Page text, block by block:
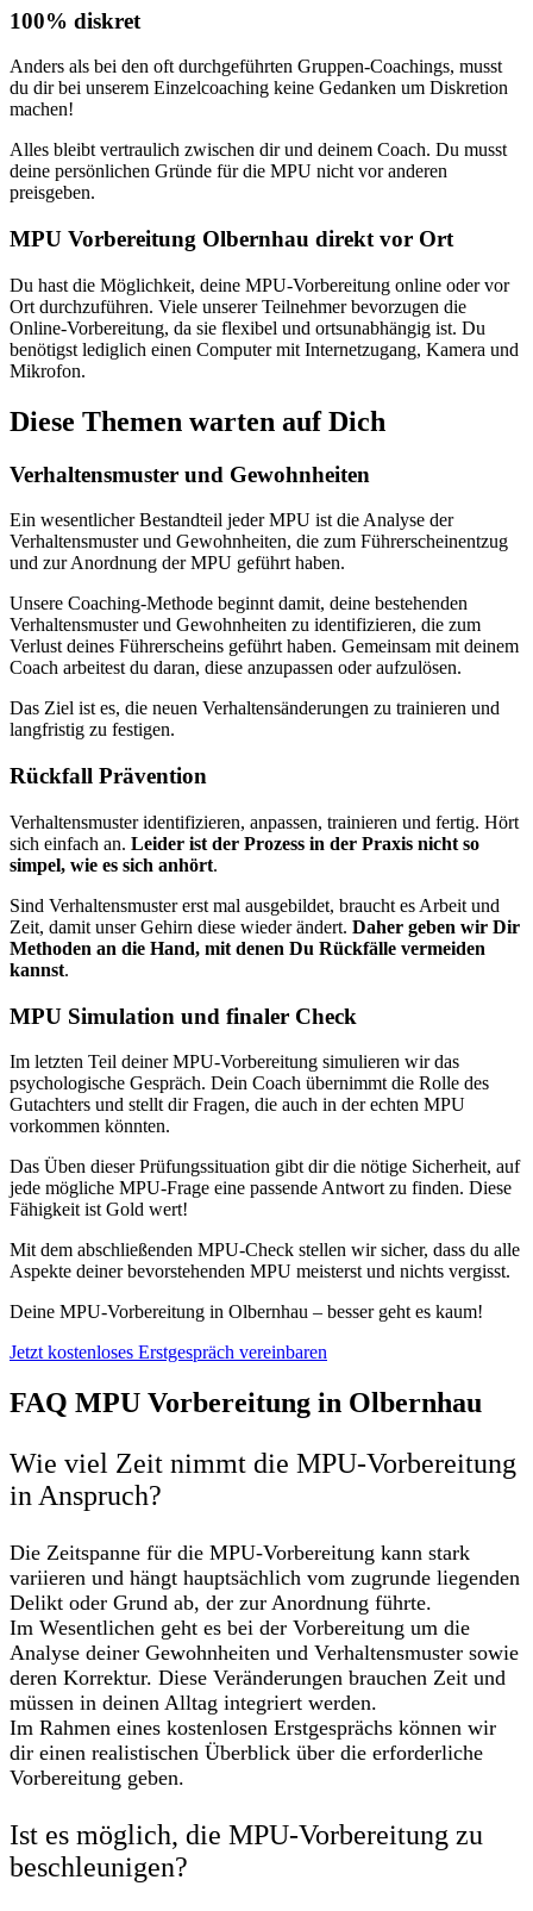
100% diskret
Anders als bei den oft durchgeführten Gruppen-Coachings, musst
du dir bei unserem Einzelcoaching keine Gedanken um Diskretion
machen!
Alles bleibt vertraulich zwischen dir und deinem Coach. Du musst
deine persönlichen Gründe für die MPU nicht vor anderen
preisgeben.
MPU Vorbereitung Olbernhau direkt vor Ort
Du hast die Möglichkeit, deine MPU-Vorbereitung online oder vor
Ort durchzuführen. Viele unserer Teilnehmer bevorzugen die
Online-Vorbereitung, da sie flexibel und ortsunabhängig ist. Du
benötigst lediglich einen Computer mit Internetzugang, Kamera und
Mikrofon.
Diese Themen warten auf Dich
Verhaltensmuster und Gewohnheiten
Ein wesentlicher Bestandteil jeder MPU ist die Analyse der
Verhaltensmuster und Gewohnheiten, die zum Führerscheinentzug
und zur Anordnung der MPU geführt haben.
Unsere Coaching-Methode beginnt damit, deine bestehenden
Verhaltensmuster und Gewohnheiten zu identifizieren, die zum
Verlust deines Führerscheins geführt haben. Gemeinsam mit deinem
Coach arbeitest du daran, diese anzupassen oder aufzulösen.
Das Ziel ist es, die neuen Verhaltensänderungen zu trainieren und
langfristig zu festigen.
Rückfall Prävention
Verhaltensmuster identifizieren, anpassen, trainieren und fertig. Hört
sich einfach an. Leider ist der Prozess in der Praxis nicht so
simpel, wie es sich anhört.
Sind Verhaltensmuster erst mal ausgebildet, braucht es Arbeit und
Zeit, damit unser Gehirn diese wieder ändert. Daher geben wir Dir
Methoden an die Hand, mit denen Du Rückfälle vermeiden
kannst.
MPU Simulation und finaler Check
Im letzten Teil deiner MPU-Vorbereitung simulieren wir das
psychologische Gespräch. Dein Coach übernimmt die Rolle des
Gutachters und stellt dir Fragen, die auch in der echten MPU
vorkommen könnten.
Das Üben dieser Prüfungssituation gibt dir die nötige Sicherheit, auf
jede mögliche MPU-Frage eine passende Antwort zu finden. Diese
Fähigkeit ist Gold wert!
Mit dem abschließenden MPU-Check stellen wir sicher, dass du alle
Aspekte deiner bevorstehenden MPU meisterst und nichts vergisst.
Deine MPU-Vorbereitung in Olbernhau – besser geht es kaum!
Jetzt kostenloses Erstgespräch vereinbaren
FAQ MPU Vorbereitung in Olbernhau
Wie viel Zeit nimmt die MPU-Vorbereitung
in Anspruch?
Die Zeitspanne für die MPU-Vorbereitung kann stark
variieren und hängt hauptsächlich vom zugrunde liegenden
Delikt oder Grund ab, der zur Anordnung führte.
Im Wesentlichen geht es bei der Vorbereitung um die
Analyse deiner Gewohnheiten und Verhaltensmuster sowie
deren Korrektur. Diese Veränderungen brauchen Zeit und
müssen in deinen Alltag integriert werden.
Im Rahmen eines kostenlosen Erstgesprächs können wir
dir einen realistischen Überblick über die erforderliche
Vorbereitung geben.
Ist es möglich, die MPU-Vorbereitung zu
beschleunigen?